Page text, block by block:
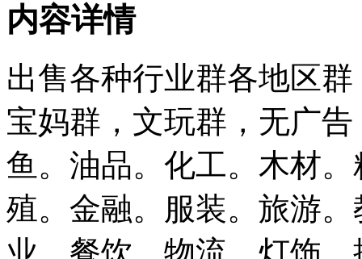
内容详情
出售各种行业群各地区
宝妈群，文玩群，无广
鱼。油品。化工。木材
殖。金融。服装。旅游